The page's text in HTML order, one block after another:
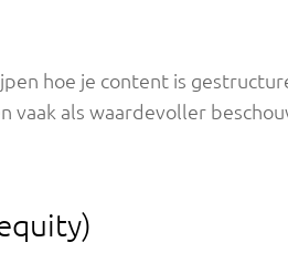
hoe je content is
vaak als waardevoller